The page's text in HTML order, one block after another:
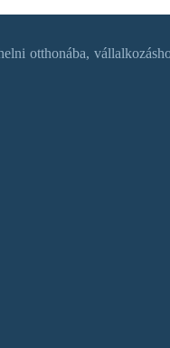
otthonába,